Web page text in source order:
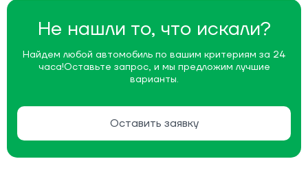
Не нашли то, что искали?
Найдем любой автомобиль по вашим критериям за 24
часа!Оставьте запрос, и мы предложим лучшие
варианты.
Оставить заявку